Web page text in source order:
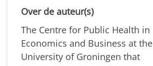
Over de auteur(s)
The Centre for Public Health in
Economics and Business at the
University of Groningen that